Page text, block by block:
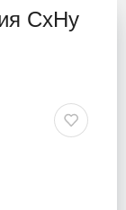
CxHy